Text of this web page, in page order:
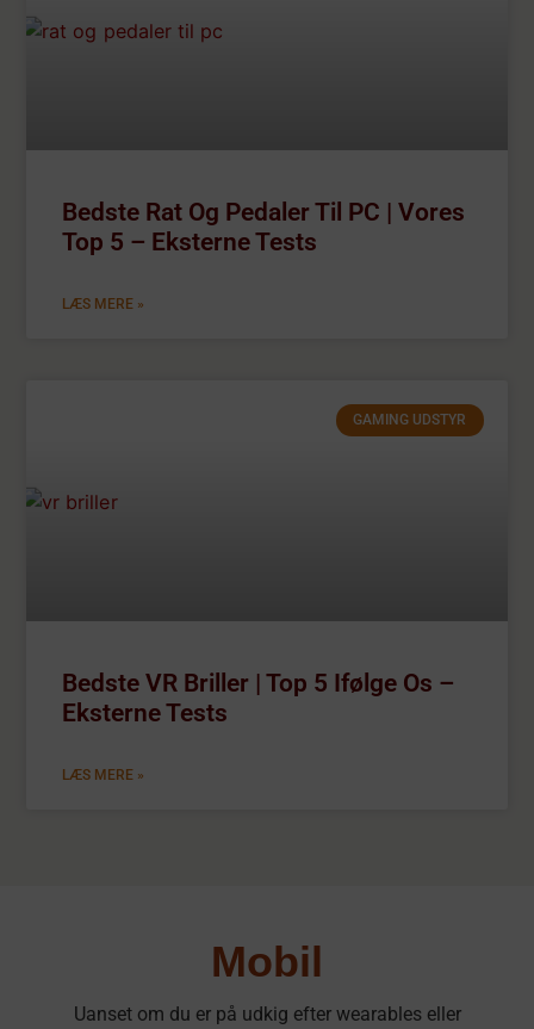
Bedste Rat Og Pedaler Til PC | Vores
Top 5 – Eksterne Tests
LÆS MERE »
GAMING UDSTYR
Bedste VR Briller | Top 5 Ifølge Os –
Eksterne Tests
LÆS MERE »
Mobil
Uanset om du er på udkig efter wearables eller